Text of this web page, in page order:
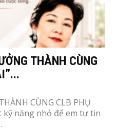
THÀNH CÙNG
CÙNG CLB PHỤ
kỹ năng nhỏ để em tự tin